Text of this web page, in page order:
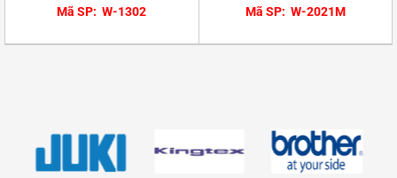
Mã SP: W-1302
Mã SP: W-2021M